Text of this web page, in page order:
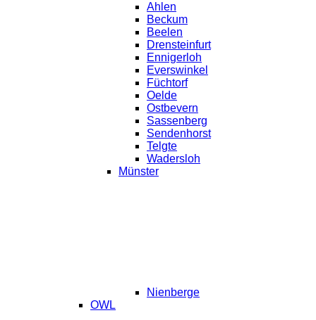
Ahlen
Beckum
Beelen
Drensteinfurt
Ennigerloh
Everswinkel
Füchtorf
Oelde
Ostbevern
Sassenberg
Sendenhorst
Telgte
Wadersloh
Münster
Nienberge
OWL